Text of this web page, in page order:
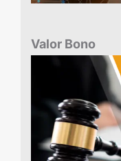
Valor Bono